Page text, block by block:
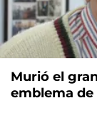
Murió el
emblema de